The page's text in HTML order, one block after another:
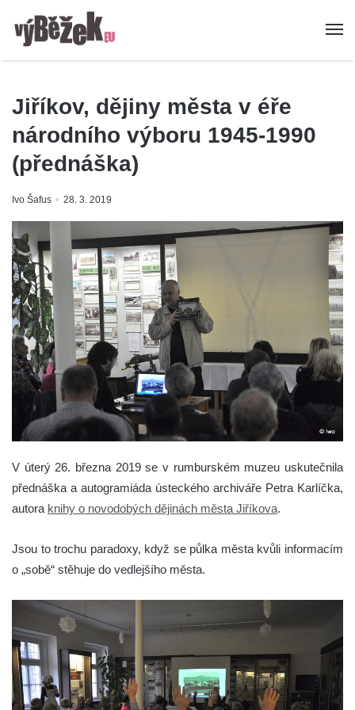
Jiříkov, dějiny města v éře
národního výboru 1945-1990
(přednáška)
Ivo Šafus 28. 3. 2019
V úterý 26. března 2019 se v rumburském muzeu uskutečnila
přednáška a autogramiáda ústeckého archiváře Petra Karlíčka,
autora knihy o novodobých dějinách města Jiříkova.
Jsou to trochu paradoxy, když se půlka města kvůli informacím
o „sobě“ stěhuje do vedlejšího města.